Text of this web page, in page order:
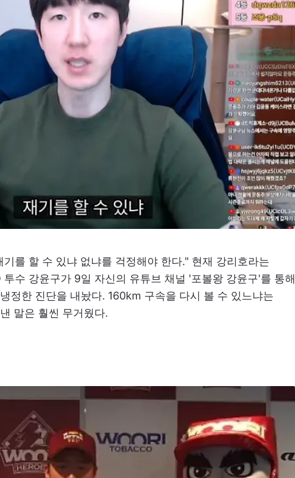
를 할 수 있냐 없냐를 걱정해야 한다." 현재 강리호라는
수 강윤구가 9일 자신의 유튜브 채널 '포볼왕 강윤구'를 통해
정한 진단을 내놨다. 160km 구속을 다시 볼 수 있느냐는
말은 훨씬 무거웠다.